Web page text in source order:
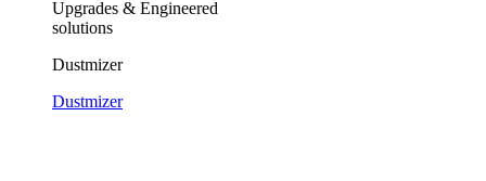
Upgrades & Engineered
solutions
Dustmizer
Dustmizer